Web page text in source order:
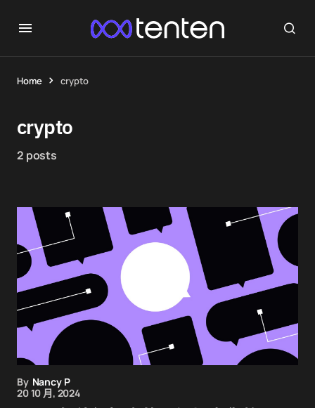
Home crypto
crypto
2 posts
By Nancy P
20 10 月, 2024